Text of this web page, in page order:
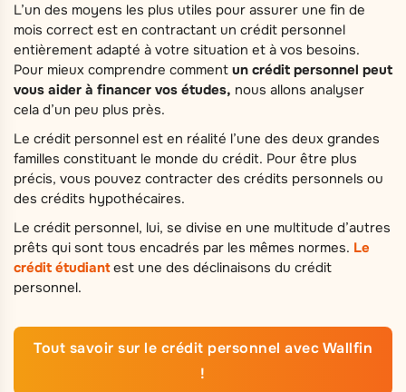
L’un des moyens les plus utiles pour assurer une fin de
mois correct est en contractant un crédit personnel
entièrement adapté à votre situation et à vos besoins.
Pour mieux comprendre comment un crédit personnel peut
vous aider à financer vos études, nous allons analyser
cela d’un peu plus près.
Le crédit personnel est en réalité l’une des deux grandes
familles constituant le monde du crédit. Pour être plus
précis, vous pouvez contracter des crédits personnels ou
des crédits hypothécaires.
Le crédit personnel, lui, se divise en une multitude d’autres
prêts qui sont tous encadrés par les mêmes normes. Le
crédit étudiantest une des déclinaisons du crédit
personnel.
Tout savoir sur le crédit personnel avec Wallfin
!